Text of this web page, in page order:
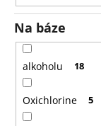
Na báze
alkoholu 18
Oxichlorine 5